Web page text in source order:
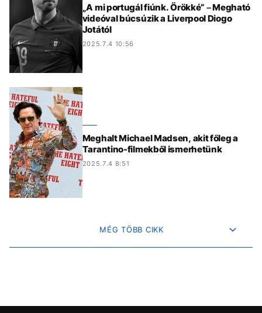
„A mi portugál fiúnk. Örökké” – Megható
videóval búcsúzik a Liverpool Diogo
Jotától
2025.7.4 10:56
Meghalt Michael Madsen, akit főleg a
Tarantino-filmekből ismerhetünk
2025.7.4 8:51
MÉG TÖBB CIKK